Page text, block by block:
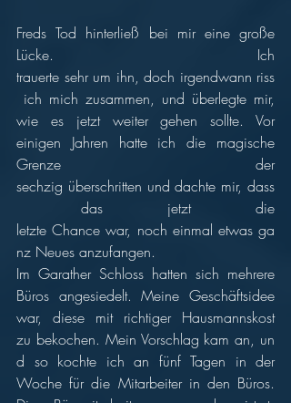
Freds Tod hinterließ bei mir eine große
Lücke. Ich
trauerte sehr um ihn, doch irgendwann riss
ich mich zusammen, und überlegte mir,
wie es jetzt weiter gehen sollte. Vor
einigen Jahren hatte ich die magische
Grenze der
sechzig überschritten und dachte mir, dass
das jetzt die
letzte Chance war, noch einmal etwas ga
nz Neues anzufangen.
Im Garather Schloss hatten sich mehrere
Büros angesiedelt. Meine Geschäftsidee
war, diese mit richtiger Hausmannskost
zu bekochen. Mein Vorschlag kam an, un
d so kochte ich an fünf Tagen in der
Woche für die Mitarbeiter in den Büros.